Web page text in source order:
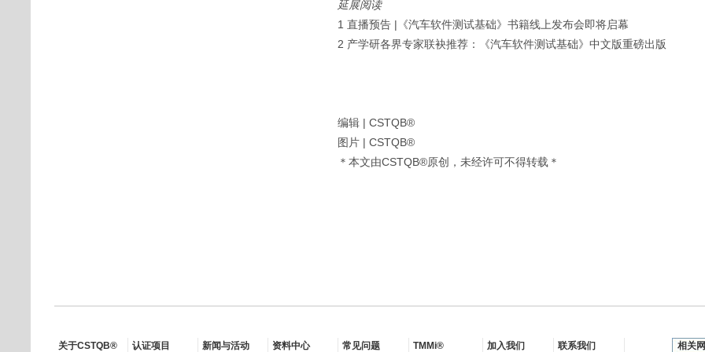
延展阅读
1 直播预告 |《汽车软件测试基础》书籍线上发布会即将启幕
2 产学研各界专家联袂推荐：《汽车软件测试基础》中文版重磅出版
编辑 | CSTQB®
图片 | CSTQB®
＊本文由CSTQB®原创，未经许可不得转载＊
关于CSTQB® 认证项目 新闻与活动 资料中心 常见问题 TMMi® 加入我们 联系我们 相关